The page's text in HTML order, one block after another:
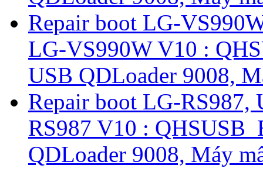
Repair boot LG-
LG-VS990W V10 :
USB QDLoader 9008,
Repair boot LG-
RS987 V10 :
QDLoader 9008, Máy